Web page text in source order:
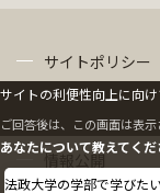
サイトポリシー
情報公開
サイトの利便性向上に向け
ご回答後は、この画面は表
あなたについて教えてく
法政大学の学部で学びた